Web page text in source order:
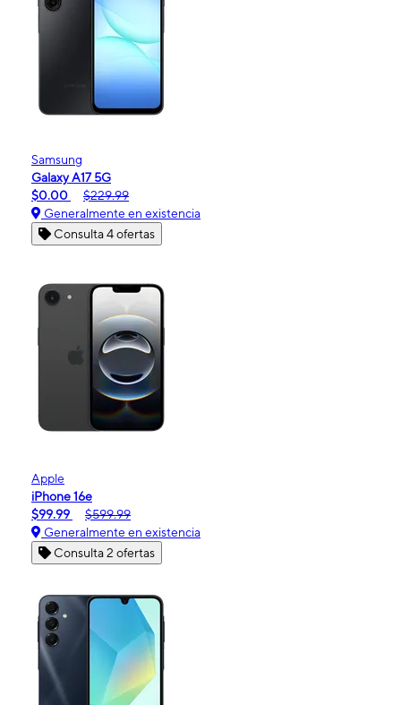
Samsung
Galaxy A17 5G
$0.00
$229.99
Generalmente en existencia
Consulta 4 ofertas
Apple
iPhone 16e
$99.99
$599.99
Generalmente en existencia
Consulta 2 ofertas